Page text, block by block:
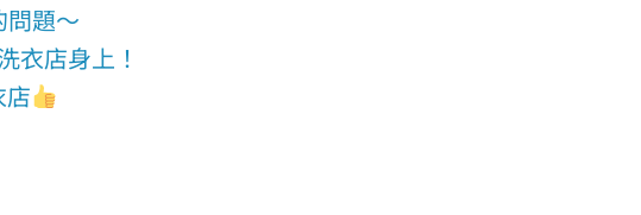
問題～
衣店身上！